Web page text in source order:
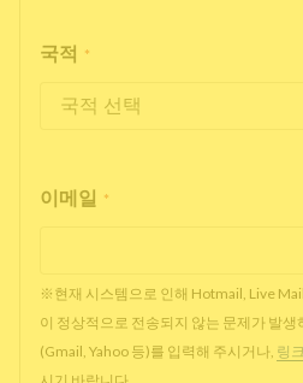
국적 *
이메일 *
※현재 시스템으로 인해 Hotmail, Live
이 정상적으로 전송되지 않는 문제가 발
(Gmail, Yahoo 등)를 입력해 주시거나, 링크
시기 바랍니다.